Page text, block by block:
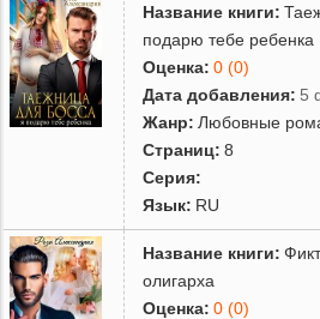
Название книги:
подарю тебе ребенка
Оценка: 0 (0)
Дата добавления: 5
Жанр: Любовные
Страниц: 8
Серия:
Язык: RU
Название книги:
олигарха
Оценка: 0 (0)